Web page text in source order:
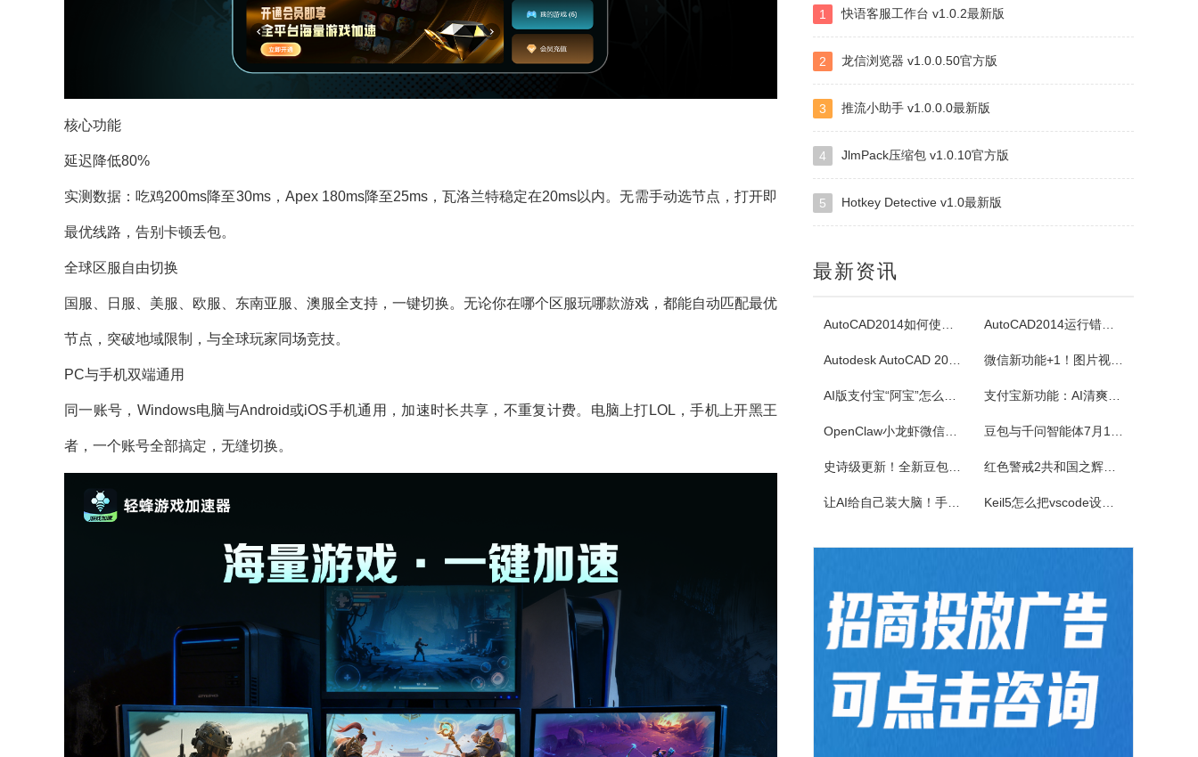
核心功能
延迟降低80%
实测数据：吃鸡200ms降至30ms，Apex 180ms降至25ms，瓦洛兰特稳定在20ms以内。无需手动选节点，打开即
最优线路，告别卡顿丢包。
全球区服自由切换
国服、日服、美服、欧服、东南亚服、澳服全支持，一键切换。无论你在哪个区服玩哪款游戏，都能自动匹配最优
节点，突破地域限制，与全球玩家同场竞技。
PC与手机双端通用
同一账号，Windows电脑与Android或iOS手机通用，加速时长共享，不重复计费。电脑上打LOL，手机上开黑王
者，一个账号全部搞定，无缝切换。
四块子
掼蛋是一种以华东为主，在淮安以及周边地区广为流传的扑克游戏，起源于江苏省淮安市，故又称淮安掼蛋，是由地方的扑克牌局跑得快和八十分发展演化而来。★★★游戏特色★★★经典掼蛋，正宗地道玩法劲爆体验，玩法多样超刺激组队PK，高手过招见真章电视独播，真人竞技挑战赛
《腾讯桌球》真人实时对战桌球手游，还原现实桌球玩法-8球、斯诺克、9球、血流玩法，简单流行的操作方式，绚丽的动画特效，配以真实的物理参数，精准的进球，激动人心的赛事。游戏设有1V1匹配、3人欢乐场、8人锦标赛、斯诺克、9球玩法、血流等玩法，玩家可以自由选择参与，并用自己精湛的技巧来获得丰厚的奖金。尖...
超级台球大师
1 快语客服工作台 v1.0.2最新版
2 龙信浏览器 v1.0.0.50官方版
3 推流小助手 v1.0.0.0最新版
4 JlmPack压缩包 v1.0.10官方版
5 Hotkey Detective v1.0最新版
最新资讯
AutoCAD2014如何使用图案填充 AutoCAD2014运行错误怎么办
Autodesk AutoCAD 2014安装教程 微信新功能+1！图片视频合并功能来了
AI版支付宝“阿宝”怎么用？右滑切换方法与内测邀请码获取指南 支付宝新功能：AI清爽版“阿宝”公测！
OpenClaw小龙虾微信接入教程：服务器部署、API Key配置 豆包与千问智能体7月15日下线！附3步完整数据备份与导出教程
史诗级更新！全新豆包视频通话功能来了 红色警戒2共和国之辉快捷键
让AI给自己装大脑！手把手教你学会安装使用Agent Skill Keil5怎么把vscode设置外部编辑器